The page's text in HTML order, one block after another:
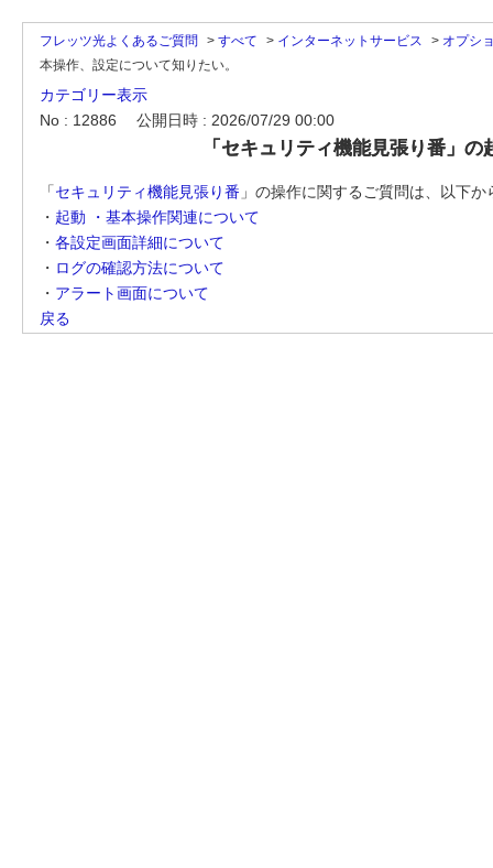
フレッツ光よくあるご質問 > すべて > インターネットサービス > オプシ
本操作、設定について知りたい。
カテゴリー表示
No : 12886
公開日時 : 2026/07/29 00:00
「セキュリティ機能見張り番」
「セキュリティ機能見張り番 」の操作に関するご質問は、以下
・ 起動 ・基本操作関連について
・ 各設定画面詳細について
・ ログの確認方法について
・ アラート画面について
戻る